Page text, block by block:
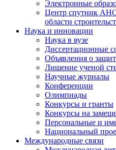
Электронные
Центр спутник
области
Наука и инновации
Наука в вузе
Диссертационные
Объявления о
Лишение ученой
Научные журналы
Конференции
Олимпиады
Конкурсы и гранты
Конкурсы на
Персональные и
Национальный
Международные связи